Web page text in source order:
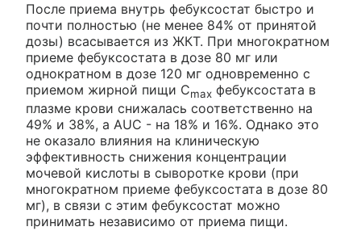
После приема внутрь фебуксостат быстро и
почти полностью (не менее 84% от принятой
дозы) всасывается из ЖКТ. При многократном
приеме фебуксостата в дозе 80 мг или
однократном в дозе 120 мг одновременно с
приемом жирной пищи Cmax фебуксостата в
плазме крови снижалась соответственно на
49% и 38%, a AUC - на 18% и 16%. Однако это
не оказало влияния на клиническую
эффективность снижения концентрации
мочевой кислоты в сыворотке крови (при
многократном приеме фебуксостата в дозе 80
мг), в связи с этим фебуксостат можно
принимать независимо от приема пищи.